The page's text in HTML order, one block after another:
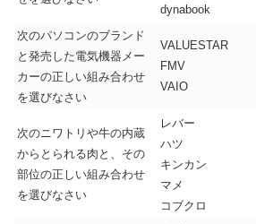
dynabook
次のパソコンのブランド
と発売した電気機器メー
カーの正しい組み合わせ
を選びなさい
VALUESTAR
FMV
VAIO
次のニワトリや牛の内蔵
からとられる肉と、その
部位の正しい組み合わせ
を選びなさい
レバー
ハツ
キンカン
マメ
コブクロ